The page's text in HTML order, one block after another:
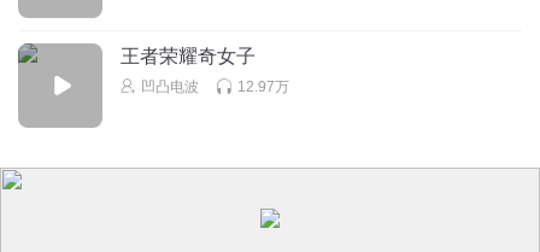
回复
光军不吃香菜
恼。
回复 2023-11-28 2
王者荣耀奇女子
凹凸电波 12.97万